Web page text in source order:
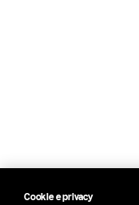
Cookie e privacy